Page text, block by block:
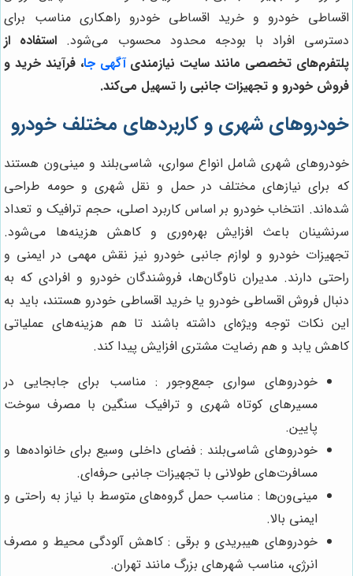
اقساطی خودرو و خرید اقساطی خودرو راهکاری مناسب برای
دسترسی افراد با بودجه محدود محسوب می‌شود. استفاده از
پلتفرم‌های تخصصی مانند سایت نیازمندیآگهی جا، فرآیند خرید و
فروش خودرو و تجهیزات جانبی را تسهیل می‌کند.
خودروهای شهری و کاربردهای مختلف خودرو
خودروهای شهری شامل انواع سواری، شاسی‌بلند و مینی‌ون هستند
که برای نیازهای مختلف در حمل و نقل شهری و حومه طراحی
شده‌اند. انتخاب خودرو بر اساس کاربرد اصلی، حجم ترافیک و تعداد
سرنشینان باعث افزایش بهره‌وری و کاهش هزینه‌ها می‌شود.
تجهیزات خودرو و لوازم جانبی خودرو نیز نقش مهمی در ایمنی و
راحتی دارند. مدیران ناوگان‌ها، فروشندگان خودرو و افرادی که به
دنبال فروش اقساطی خودرو یا خرید اقساطی خودرو هستند، باید به
این نکات توجه ویژه‌ای داشته باشند تا هم هزینه‌های عملیاتی
کاهش یابد و هم رضایت مشتری افزایش پیدا کند.
خودروهای سواری جمع‌وجور : مناسب برای جابجایی در
مسیرهای کوتاه شهری و ترافیک سنگین با مصرف سوخت
پایین.
خودروهای شاسی‌بلند : فضای داخلی وسیع برای خانواده‌ها و
مسافرت‌های طولانی با تجهیزات جانبی حرفه‌ای.
مینی‌ون‌ها : مناسب حمل گروه‌های متوسط با نیاز به راحتی و
ایمنی بالا.
خودروهای هیبریدی و برقی : کاهش آلودگی محیط و مصرف
انرژی، مناسب شهرهای بزرگ مانند تهران.